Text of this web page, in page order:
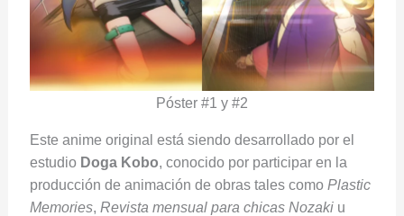
Póster #1 y #2
Este anime original está siendo desarrollado por el
estudio Doga Kobo, conocido por participar en la
producción de animación de obras tales como Plastic
Memories, Revista mensual para chicas Nozakiu